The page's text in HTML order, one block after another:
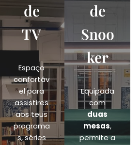
de
TV
Espaço
confortáv
el para
assistires
aos teus
programa
s, séries
de
Snoo
ker
Equipada
com
duas
mesas,
permite a